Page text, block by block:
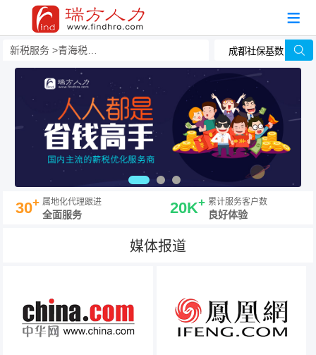
新税服务 青海税务筹划
30+ 属地化代理跟进
全面服务 20K+ 累计服务客户数
良好体验
媒体报道